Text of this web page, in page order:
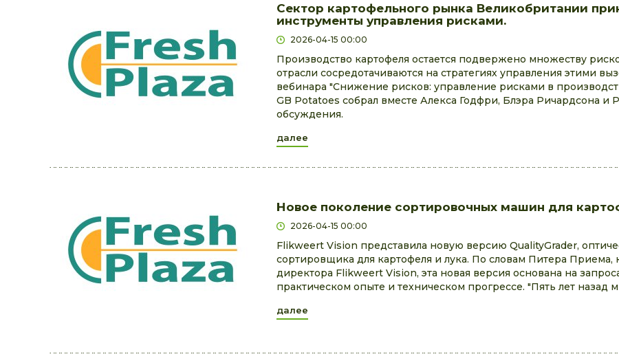
Сектор картофельного рынка Великобритании
инструменты управления рисками.
2026-04-15 00:00
Производство картофеля остается подвержено множеству
отрасли сосредотачиваются на стратегиях управления этими
вебинара "Снижение рисков: управление рисками в
GB Potatoes собрал вместе Алекса Годфри, Блэра Ричардсона и
обсуждения.
далее
Новое поколение сортировочных машин для
2026-04-15 00:00
Flikweert Vision представила новую версию QualityGrader,
сортировщика для картофеля и лука. По словам Питера Приема,
директора Flikweert Vision, эта новая версия основана на
практическом опыте и техническом прогрессе. "Пять лет назад
далее